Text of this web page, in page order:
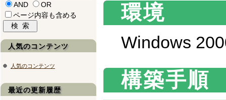
環境
Windows
構築手順
AND
OR
ページ内容も含める
人気のコンテンツ
人気のコンテンツ
最近の更新履歴